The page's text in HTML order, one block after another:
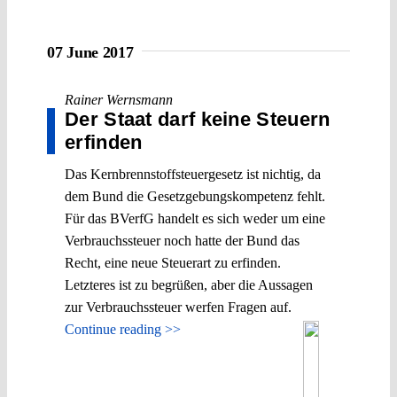
07 June 2017
Rainer Wernsmann
Der Staat darf keine Steuern
erfinden
Das Kernbrennstoffsteuergesetz ist nichtig, da
dem Bund die Gesetzgebungskompetenz fehlt.
Für das BVerfG handelt es sich weder um eine
Verbrauchssteuer noch hatte der Bund das
Recht, eine neue Steuerart zu erfinden.
Letzteres ist zu begrüßen, aber die Aussagen
zur Verbrauchssteuer werfen Fragen auf.
Continue reading >>